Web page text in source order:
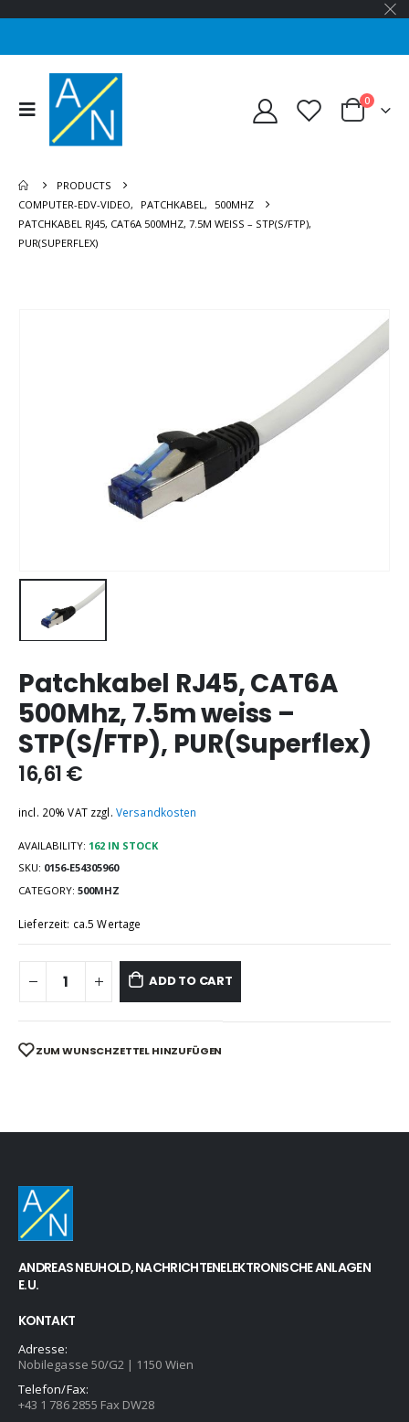
0
PRODUCTS
COMPUTER-EDV-VIDEO, PATCHKABEL,
500MHZ
PATCHKABEL RJ45, CAT6A 500MHZ, 7.5M WEISS – STP(S/FTP),
PUR(SUPERFLEX)
Patchkabel RJ45, CAT6A
500Mhz, 7.5m weiss –
STP(S/FTP), PUR(Superflex)
16,61€
incl. 20% VAT zzgl. Versandkosten
AVAILABILITY: 162 IN STOCK
SKU: 0156-E54305960
CATEGORY: 500MHZ
Lieferzeit: ca.5 Wertage
ADD TO CART
ZUM WUNSCHZETTEL HINZUFÜGEN
ANDREAS NEUHOLD, NACHRICHTENELEKTRONISCHE ANLAGEN
E.U.
KONTAKT
Adresse:
Nobilegasse 50/G2 | 1150 Wien
Telefon/Fax:
+43 1 786 2855 Fax DW28